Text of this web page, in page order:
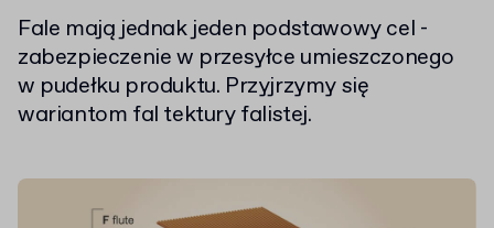
Fale mają jednak jeden podstawowy cel -
zabezpieczenie w przesyłce umieszczonego
w pudełku produktu. Przyjrzymy się
wariantom fal tektury falistej.